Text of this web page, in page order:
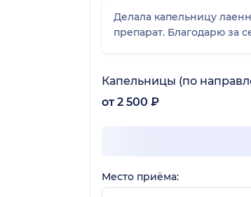
Делала капельницу
препарат. Благодарю за
Капельницы (по
от 2 500 ₽
Место приёма: